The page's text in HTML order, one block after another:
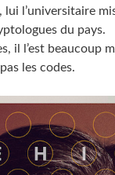
lui l’universitaire
du pays.
il l’est beaucoup
les codes.